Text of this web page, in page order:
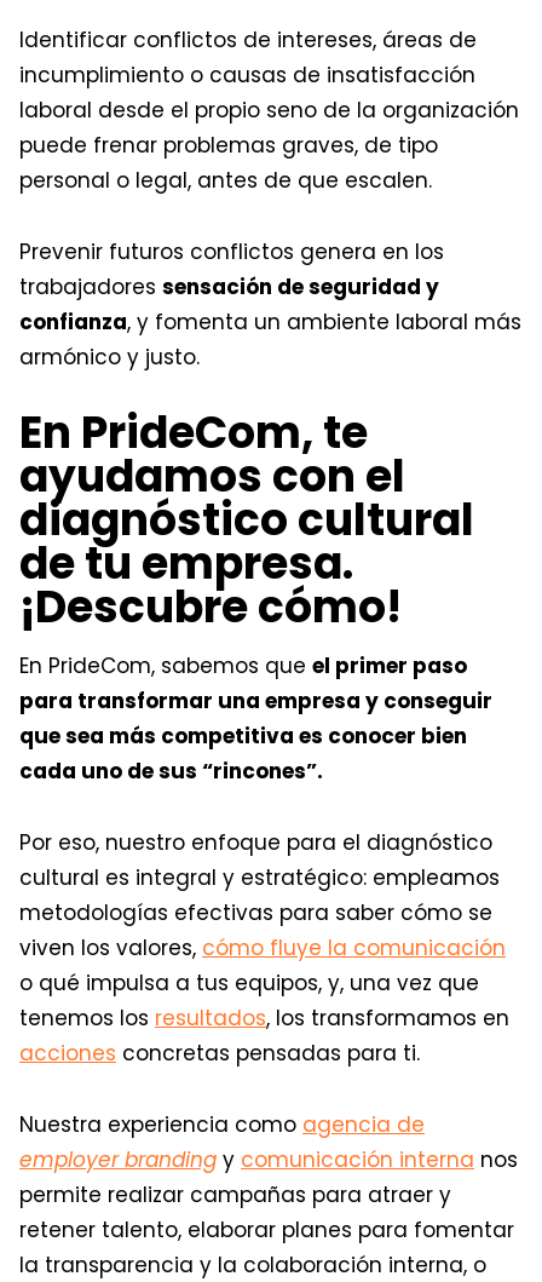
Identificar conflictos de intereses, áreas de
incumplimiento o causas de insatisfacción
laboral desde el propio seno de la organización
puede frenar problemas graves, de tipo
personal o legal, antes de que escalen.
Prevenir futuros conflictos genera en los
trabajadores sensación de seguridad y
confianza, y fomenta un ambiente laboral más
armónico y justo.
En PrideCom, te
ayudamos con el
diagnóstico cultural
de tu empresa.
¡Descubre cómo!
En PrideCom, sabemos que el primer paso
para transformar una empresa y conseguir
que sea más competitiva es conocer bien
cada uno de sus “rincones”.
Por eso, nuestro enfoque para el diagnóstico
cultural es integral y estratégico: empleamos
metodologías efectivas para saber cómo se
viven los valores, cómo fluye la comunicación
o qué impulsa a tus equipos, y, una vez que
tenemos los resultados, los transformamos en
acciones concretas pensadas para ti.
Nuestra experiencia como agencia de
employer branding y comunicación interna nos
permite realizar campañas para atraer y
retener talento, elaborar planes para fomentar
la transparencia y la colaboración interna, o